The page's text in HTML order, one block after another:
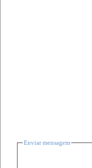
Enviar mensagem